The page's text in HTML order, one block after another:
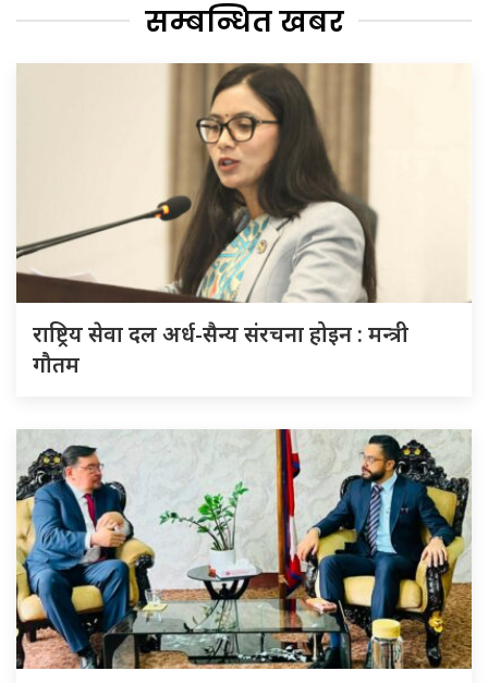
सम्बन्धित खबर
राष्ट्रिय सेवा दल अर्ध-सैन्य संरचना होइन : मन्त्री
गौतम